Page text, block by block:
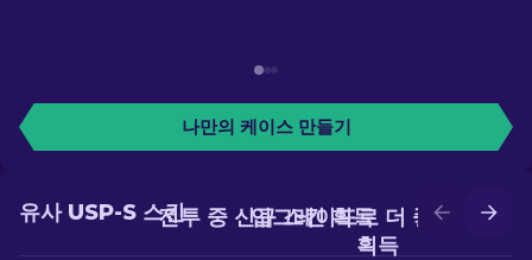
나만의 케이스 만들기
업그레이드로 더 좋은 스킨
획득
전투 중 신규 스킨 획득
유사 USP-S 스킨